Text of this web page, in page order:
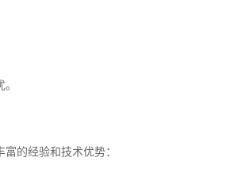
的经验和技术优势：